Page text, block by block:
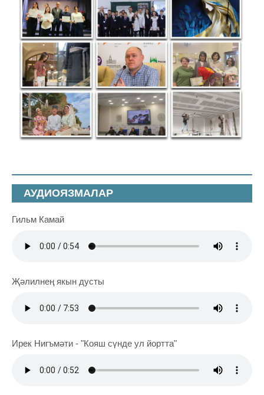
АУДИОЯЗМАЛАР
Гильм Камай
Җәлилнең якын дусты
Ирек Нигъмәти - "Кояш сүнде ул йортта"